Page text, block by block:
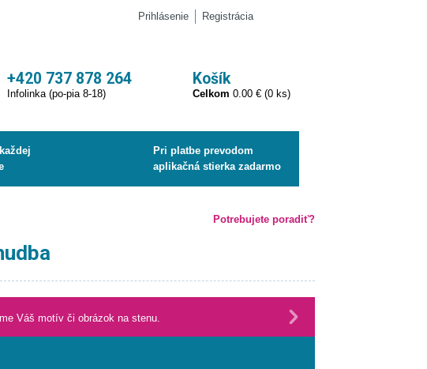
Prihlásenie Registrácia
+420 737 878 264
Infolinka (po-pia 8-18)
Košík
Celkom 0.00 € (0 ks)
Pri platbe prevodom
aplikačná stierka zadarmo
Potrebujete poradiť?
Váš motív či obrázok na stenu.